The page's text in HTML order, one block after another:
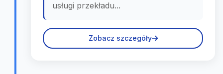
usługi przekładu...
Zobacz szczegóły